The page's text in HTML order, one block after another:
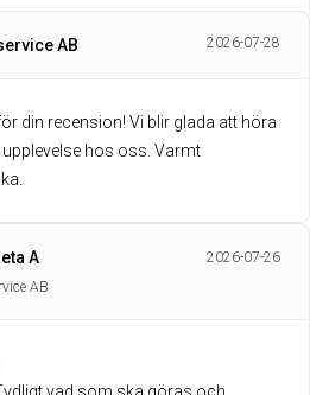
AB 2026-07-28
din recension! Vi blir glada att höra
hos oss. Varmt
A
2026-07-26
AB